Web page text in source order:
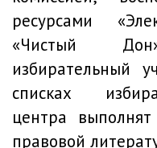
ресурсами
«Чистый
избирательный
списках
центра
правовой